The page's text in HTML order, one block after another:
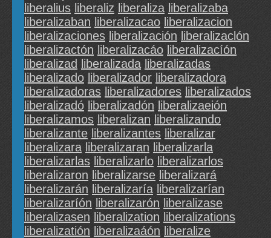
liberalius liberaliz liberaliza liberalizaba
liberalizaban liberalizacao liberalizacion
liberalizaciones liberalización liberalizaclón
liberalizactón liberalizacáo liberalizacíón
liberalizad
liberalizada liberalizadas
liberalizado liberalizador liberalizadora
liberalizadoras liberalizadores liberalizados
liberalizadó liberalizadón liberalizaeión
liberalizamos liberalizan liberalizando
liberalizante liberalizantes liberalizar
liberalizara liberalizaran liberalizarla
liberalizarlas liberalizarlo liberalizarlos
liberalizaron liberalizarse liberalizará
liberalizarán liberalizaría liberalizarían
liberalizaríón liberalizarón liberalizase
liberalizasen liberalization liberalizations
liberalizatión liberalizaáón liberalize